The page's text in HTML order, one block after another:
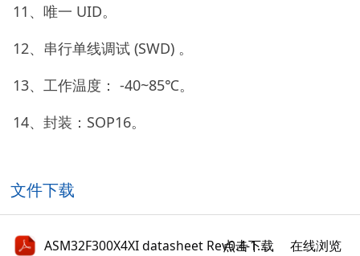
11、唯一 UID。
12、串行单线调试 (SWD) 。
13、工作温度： -40~85℃。
14、封装：SOP16。
文件下载
ASM32F300X4XI datasheet Rev0.4-1.pdf
点击下载 在线浏览